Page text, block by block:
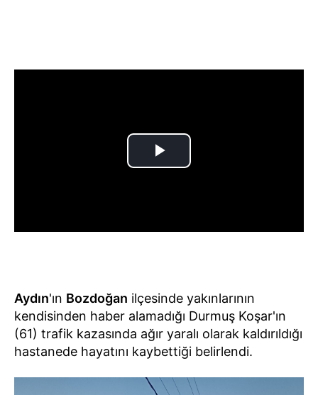
Aydın'ın Bozdoğan ilçesinde yakınlarının
kendisinden haber alamadığı Durmuş Koşar'ın
(61) trafik kazasında ağır yaralı olarak kaldırıldığı
hastanede hayatını kaybettiği belirlendi.